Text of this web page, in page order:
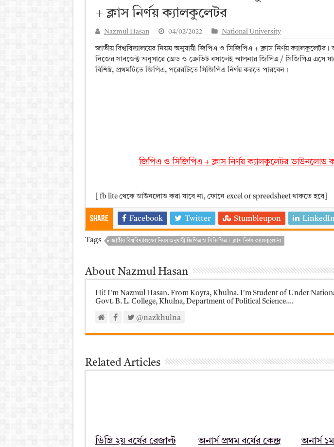
আলিম পরীক্ষার রেজাল্ট ২০২৫ – Bmeb ALIM Result
ময়মনসিংহ বোর্ড এইচএসসি রেজাল্ট ২০২৫ – HSC Result 2025
দিনাজপুর বোর্ড এইচএসসি রেজাল্ট ২০২৫ – HSC Result 2025 Dinajpur
সিলেট বোর্ড এইচএসসি রেজাল্ট ২০২৫ – HSC Result 2025 Sylhet Board
+ ক্লাস নির্ণয় ক্যালকুলেটর
Nazmul Hasan 04/02/2022 National University
জাতীয় বিশ্ববিদ্যালয়ের নিয়ম অনুযায়ী জিপিএ ও সিজিপিএ + ক্লাস নির্ণয়
নিজের সাবজেক্ট অনুসারে গ্রেড ও ক্রেডিট বসালেই আপনার জিপিএ / সিজিপিএ এসে
বিশিষ্ট, প্রথমটিতে জিপিএ, পরেরটিতে সিজিপিএ নির্ণয় করতে পারবেন।
জিপিএ ও সিজিপিএ + ক্লাস নির্ণয় ক্যালকুলেটর ডাউনলোড
[ fb lite থেকে ডাউনলোড করা যাবে না, ফোনে excel or spreedsheet থাকতে হবে]
Share Facebook Twitter Stumbleupon
Tags জাতীয় বিশ্ববিদ্যালয়ের নিয়ম অনুযায়ী জিপিএ ও সিজিপিএ + ক্লাস নির্ণয় ক্যালকুলেটর
About Nazmul Hasan
Hi! I'm Nazmul Hasan. From Koyra, Khulna. I'm Student of Under
Govt. B. L. College, Khulna, Department of Political Science....
@nazkhulna
Related Articles
ডিগ্রি ২য় বর্ষের রেজাল্ট
অনার্স প্রথম বর্ষের কেন্দ্র
অনার্স